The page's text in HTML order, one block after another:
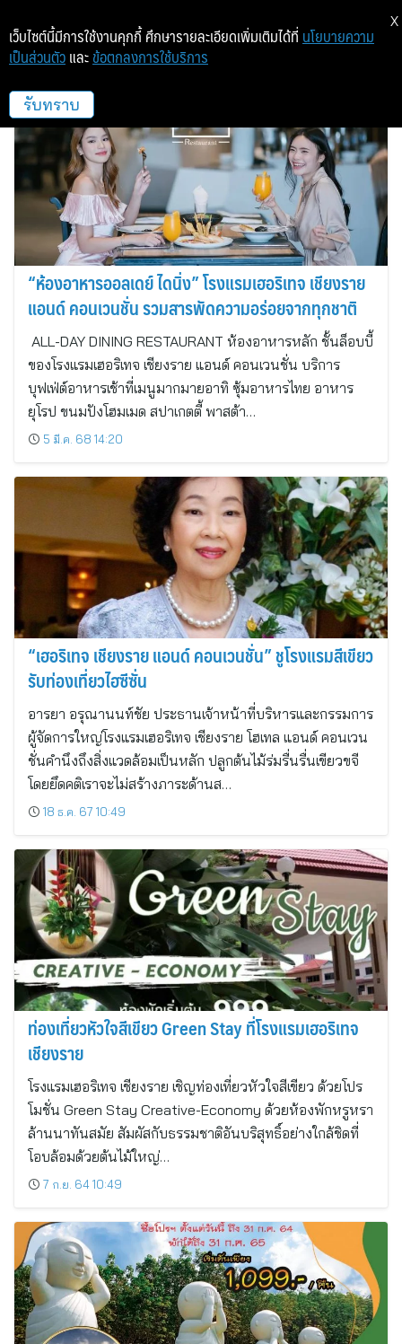
โรงแรมเฮอริเทจ เชียงราย
“ห้องอาหารออลเดย์ ไดนิ่ง” โรงแรมเฮอริเทจ เชียงราย
แอนด์ คอนเวนชั่น รวมสารพัดความอร่อยจากทุกชาติ
ALL-DAY DINING RESTAURANT ห้องอาหารหลัก ชั้นล็อบบี้
ของโรงแรมเฮอริเทจ เชียงราย แอนด์ คอนเวนชั่น บริการ
บุฟเฟ่ต์อาหารเช้าที่เมนูมากมายอาทิ ซุ้มอาหารไทย อาหาร
ยุโรป ขนมปังโฮมเมด สปาเกตตี้ พาสต้า…
5 มี.ค. 68 14:20
“เฮอริเทจ เชียงราย แอนด์ คอนเวนชั่น” ชูโรงแรมสีเขียว
รับท่องเที่ยวไฮซีซั่น
อารยา อรุณานนท์ชัย ประธานเจ้าหน้าที่บริหารและกรรมการ
ผู้จัดการใหญ่โรงแรมเฮอริเทจ เชียงราย โฮเทล แอนด์ คอนเวน
ชั่นคำนึงถึงสิ่งแวดล้อมเป็นหลัก ปลูกต้นไม้ร่มรื่นรื่นเขียวขจี
โดยยึดคติเราจะไม่สร้างภาระด้านส…
18 ธ.ค. 67 10:49
ท่องเที่ยวหัวใจสีเขียว Green Stay ที่โรงแรมเฮอริเทจ
เชียงราย
โรงแรมเฮอริเทจ เชียงราย เชิญท่องเที่ยวหัวใจสีเขียว ด้วยโปร
โมชั่น Green Stay Creative-Economy ด้วยห้องพักหรูหรา
ล้านนาทันสมัย สัมผัสกับธรรมชาติอันบริสุทธิ์อย่างใกล้ชิดที่
โอบล้อมด้วยต้นไม้ใหญ่…
7 ก.ย. 64 10:49
เว็บไซต์นี้มีการใช้งานคุกกี้ ศึกษารายละเอียดเพิ่มเติมได้ที่ นโยบายความ
เป็นส่วนตัว และ ข้อตกลงการใช้บริการ
รับทราบ
X